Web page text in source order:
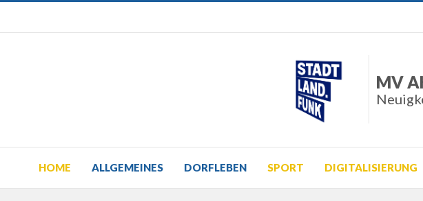
MV
HOME ALLGEMEINES DORFLEBEN SPORT DIGITALISIERUNG